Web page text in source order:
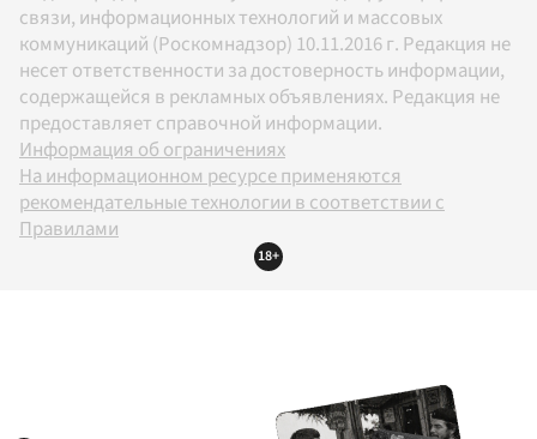
связи, информационных технологий и массовых
коммуникаций (Роскомнадзор) 10.11.2016 г. Редакция не
несет ответственности за достоверность информации,
содержащейся в рекламных объявлениях. Редакция не
предоставляет справочной информации.
Информация об ограничениях
На информационном ресурсе применяются
рекомендательные технологии в соответствии с
Правилами
18+